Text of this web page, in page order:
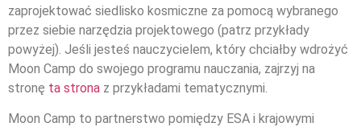
zaprojektować siedlisko kosmiczne za pomocą wybranego
przez siebie narzędzia projektowego (patrz przykłady
powyżej). Jeśli jesteś nauczycielem, który chciałby wdrożyć
Moon Camp do swojego programu nauczania, zajrzyj na
stronę ta strona z przykładami tematycznymi.
Moon Camp to partnerstwo pomiędzy ESA i krajowymi